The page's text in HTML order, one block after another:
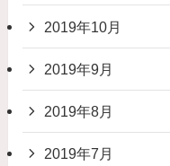
2019年10月
2019年9月
2019年8月
2019年7月